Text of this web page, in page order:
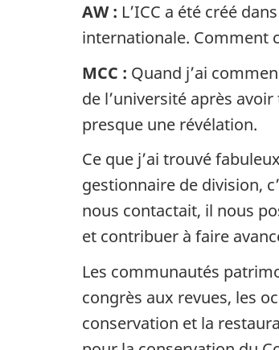
AW : L’ICC a été créé
internationale. Comment
MCC : Quand j’ai
de l’université après
presque une révélation.
Ce que j’ai trouvé
gestionnaire de division,
nous contactait, il nous
et contribuer à faire
Les communautés
congrès aux revues, les
conservation et la